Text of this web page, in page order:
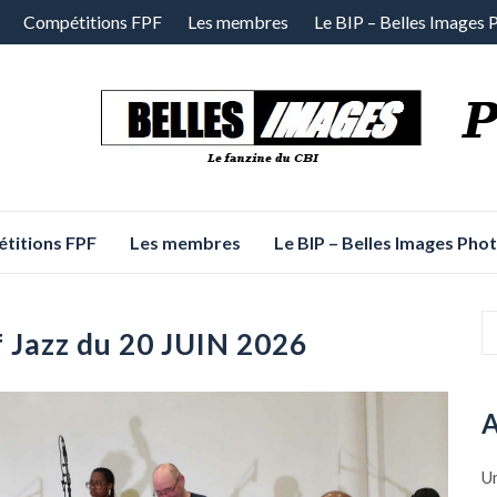
Compétitions FPF Les membres Le BIP – Belles Images
FPF Les membres Le BIP – Belles Images
du 20 JUIN 2026